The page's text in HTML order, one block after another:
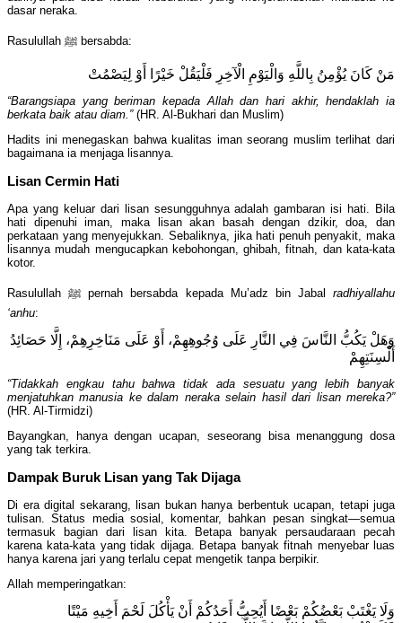
dasar neraka.
Rasulullah ﷺ bersabda:
مَنْ كَانَ يُؤْمِنُ بِاللَّهِ وَالْيَوْمِ الْآخِرِ فَلْيَقُلْ خَيْرًا أَوْ لِيَصْمُتْ
“Barangsiapa yang beriman kepada Allah dan hari akhir, hendaklah ia
berkata baik atau diam.”(HR. Al-Bukhari dan Muslim)
Hadits ini menegaskan bahwa kualitas iman seorang muslim terlihat dari
bagaimana ia menjaga lisannya.
Lisan Cermin Hati
Apa yang keluar dari lisan sesungguhnya adalah gambaran isi hati. Bila
hati dipenuhi iman, maka lisan akan basah dengan dzikir, doa, dan
perkataan yang menyejukkan. Sebaliknya, jika hati penuh penyakit, maka
lisannya mudah mengucapkan kebohongan, ghibah, fitnah, dan kata-kata
kotor.
Rasulullah ﷺ pernah bersabda kepada Mu’adz bin Jabal radhiyallahu
‘anhu:
وَهَلْ يَكُبُّ النَّاسَ فِي النَّارِ عَلَى وُجُوهِهِمْ، أَوْ عَلَى مَنَاخِرِهِمْ، إِلَّا حَصَائِدُ
أَلْسِنَتِهِمْ
“Tidakkah engkau tahu bahwa tidak ada sesuatu yang lebih banyak
menjatuhkan manusia ke dalam neraka selain hasil dari lisan mereka?”
(HR. Al-Tirmidzi)
Bayangkan, hanya dengan ucapan, seseorang bisa menanggung dosa
yang tak terkira.
Dampak Buruk Lisan yang Tak Dijaga
Di era digital sekarang, lisan bukan hanya berbentuk ucapan, tetapi juga
tulisan. Status media sosial, komentar, bahkan pesan singkat—semua
termasuk bagian dari lisan kita. Betapa banyak persaudaraan pecah
karena kata-kata yang tidak dijaga. Betapa banyak fitnah menyebar luas
hanya karena jari yang terlalu cepat mengetik tanpa berpikir.
Allah memperingatkan:
وَلَا يَغْتَبْ بَعْضُكُمْ بَعْضًا أَيُحِبُّ أَحَدُكُمْ أَنْ يَأْكُلَ لَحْمَ أَخِيهِ مَيْتًا